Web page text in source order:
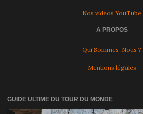
Nos vidéos YouTube
A PROPOS
Qui Sommes-Nous ?
Mentions légales
GUIDE ULTIME DU TOUR DU MONDE